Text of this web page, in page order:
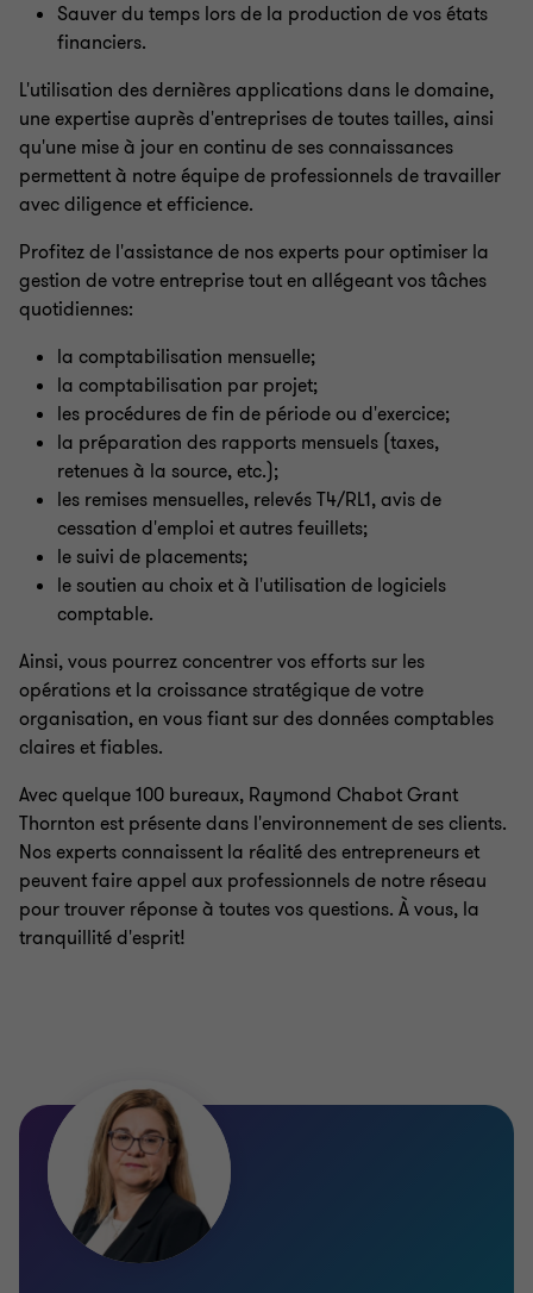
Sauver du temps lors de la production de vos états
financiers.
L'utilisation des dernières applications dans le domaine,
une expertise auprès d'entreprises de toutes tailles, ainsi
qu'une mise à jour en continu de ses connaissances
permettent à notre équipe de professionnels de travailler
avec diligence et efficience.
Profitez de l'assistance de nos experts pour optimiser la
gestion de votre entreprise tout en allégeant vos tâches
quotidiennes:
la comptabilisation mensuelle;
la comptabilisation par projet;
les procédures de fin de période ou d'exercice;
la préparation des rapports mensuels (taxes,
retenues à la source, etc.);
les remises mensuelles, relevés T4/RL1, avis de
cessation d'emploi et autres feuillets;
le suivi de placements;
le soutien au choix et à l'utilisation de logiciels
comptable.
Ainsi, vous pourrez concentrer vos efforts sur les
opérations et la croissance stratégique de votre
organisation, en vous fiant sur des données comptables
claires et fiables.
Avec quelque 100 bureaux, Raymond Chabot Grant
Thornton est présente dans l'environnement de ses clients.
Nos experts connaissent la réalité des entrepreneurs et
peuvent faire appel aux professionnels de notre réseau
pour trouver réponse à toutes vos questions. À vous, la
tranquillité d'esprit!